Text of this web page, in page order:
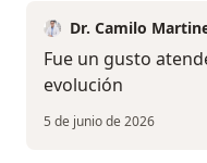
Dr. Camilo
Fue un gusto
evolución
5 de junio de 2026